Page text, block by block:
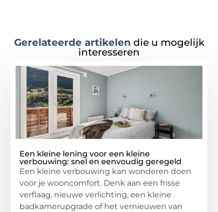
Gerelateerde artikelen die u mogelijk
interesseren
Een kleine lening voor een kleine
verbouwing: snel en eenvoudig geregeld
Een kleine verbouwing kan wonderen doen
voor je wooncomfort. Denk aan een frisse
verflaag, nieuwe verlichting, een kleine
badkamerupgrade of het vernieuwen van